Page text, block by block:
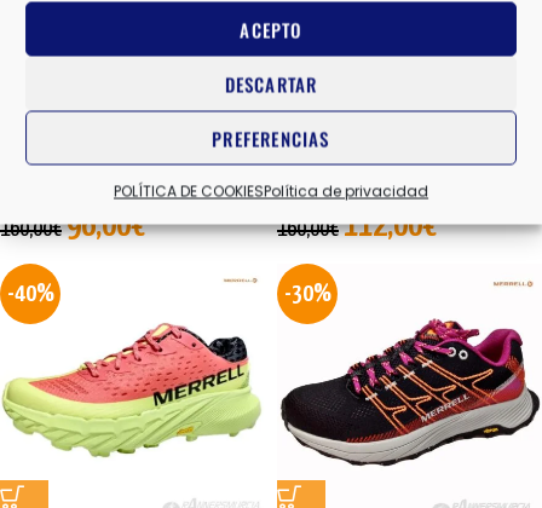
ACEPTO
DESCARTAR
PREFERENCIAS
POLÍTICA DE COOKIESPolítica de privacidad
AGILITY PEAK 5
MERRELL, ZAPATILLAS MONTAÑA
ENTRENO HOMBRE
160,00€ 96,00€
PROMORPH 3D
MERRELL, ZAPATILLAS MONTAÑA
ENTRENO HOMBRE
160,00€ 112,00€
-40% -30%